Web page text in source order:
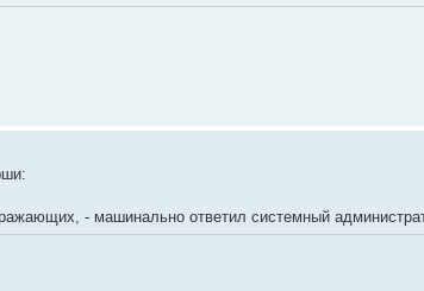
- машинально ответил системный